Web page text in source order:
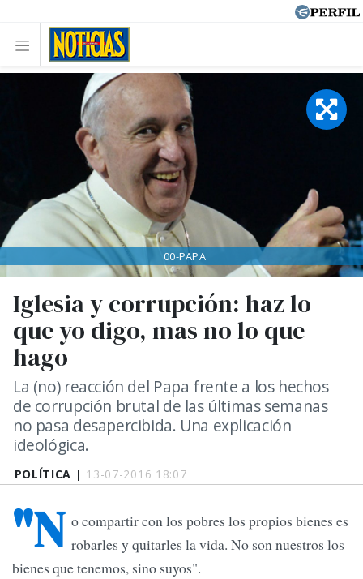
POLÍTICA | 13-07-2016 18:07
Iglesia y corrupción: haz lo
que yo digo, mas no lo que
hago
La (no) reacción del Papa frente a los hechos
de corrupción brutal de las últimas semanas
no pasa desapercibida. Una explicación
ideológica.
00-PAPA
"N o compartir con los pobres los propios bienes es
robarles y quitarles la vida. No son nuestros los
bienes que tenemos, sino suyos".